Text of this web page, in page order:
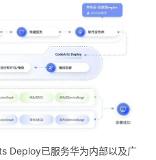
Deploy已服务华为内部以及广